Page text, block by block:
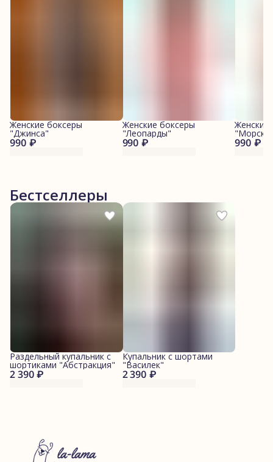
990 ₽
Женские боксеры
"Джинса"
990 ₽
Женские боксеры
"Леопарды"
990 ₽
Женские
Бестселлеры
2 390 ₽
Раздельный купальник с
шортиками "Абстракция"
2 390 ₽
Купальник с шортами
"Василек"